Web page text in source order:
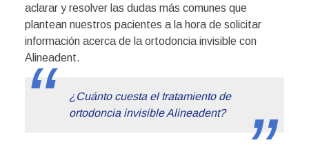
aclarar y resolver las dudas más comunes que
plantean nuestros pacientes a la hora de solicitar
información acerca de la ortodoncia invisible con
Alineadent.
¿Cuánto cuesta el tratamiento de
ortodoncia invisible Alineadent?